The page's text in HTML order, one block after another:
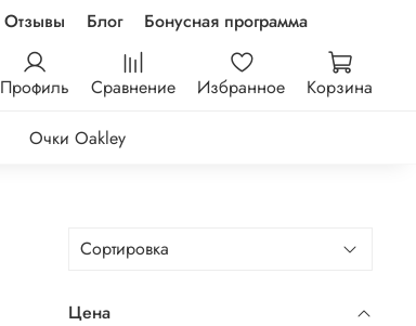
Отзывы Блог Бонусная программа
Профиль Сравнение Избранное Корзина
Очки Oakley
Цена